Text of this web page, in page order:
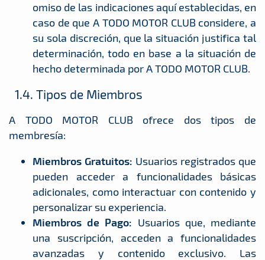
omiso de las indicaciones aquí establecidas, en
caso de que A TODO MOTOR CLUB considere, a
su sola discreción, que la situación justifica tal
determinación, todo en base a la situación de
hecho determinada por A TODO MOTOR CLUB.
1.4. Tipos de Miembros
A TODO MOTOR CLUB ofrece dos tipos de
membresía:
Miembros Gratuitos: Usuarios registrados que
pueden acceder a funcionalidades básicas
adicionales, como interactuar con contenido y
personalizar su experiencia.
Miembros de Pago: Usuarios que, mediante
una suscripción, acceden a funcionalidades
avanzadas y contenido exclusivo. Las